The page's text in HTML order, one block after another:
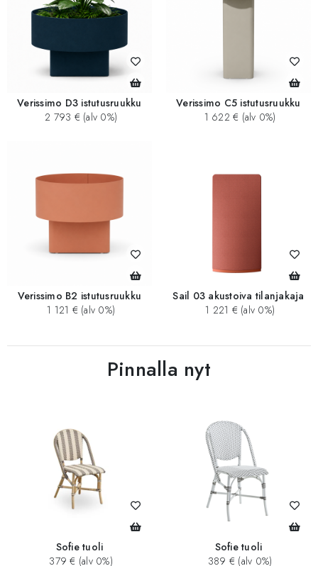
Verissimo D3 istutusruukku
2 793 € (alv 0%)
Verissimo C5 istutusruukku
1 622 € (alv 0%)
Verissimo B2 istutusruukku
1 121 € (alv 0%)
Sail 03 akustoiva tilanjakaja
1 221 € (alv 0%)
Pinnalla nyt
Sofie tuoli
379 € (alv 0%)
Sofie tuoli
389 € (alv 0%)